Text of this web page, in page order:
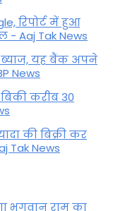
रिपोर्ट में हुआ
- Aaj Tak News
यह बैंक अपने
News
करीब 30
की बिक्री कर
Tak News
भगवान राम का